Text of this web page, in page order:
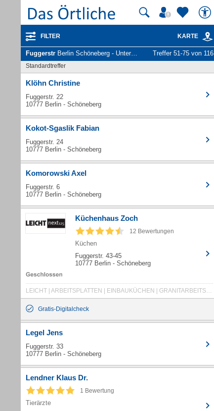
FILTER KARTE
Fuggerstr Berlin Schöneberg - Unternehmen und Personen Treffer 51-75 von 116
Standardtreffer
Klöhn Christine
Fuggerstr. 22
10777 Berlin - Schöneberg
Kokot-Sgaslik Fabian
Fuggerstr. 24
10777 Berlin - Schöneberg
Komorowski Axel
Fuggerstr. 6
10777 Berlin - Schöneberg
Küchenhaus Zoch
12 Bewertungen
Küchen
Fuggerstr. 43-45
10777 Berlin - Schöneberg
LEICHT | ARBEITSPLATTEN | EINBAUKÜCHEN | GRANITARBEITSPLATTEN | MIELE | GAGGENAU | HÄCKER KÜCHEN | KÜCHE | GERÄTETAUSCH | TISCHABZÜGE
Gratis-Digitalcheck
Legel Jens
Fuggerstr. 33
10777 Berlin - Schöneberg
Lendner Klaus Dr.
1 Bewertung
Tierärzte